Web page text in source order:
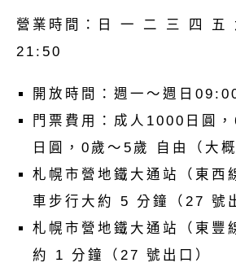
營業時間：日 一 二 三 四 五
21:50
開放時間：週一～週日
門票費用：成人1000日圓
日圓，0歲～5歲 自由（大
札幌市營地鐵大通站（東西
車步行大約 5 分鐘（27 號
札幌市營地鐵大通站（東豐
約 1 分鐘（27 號出口）